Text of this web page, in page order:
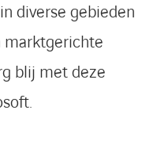
diverse gebieden
marktgerichte
blij met deze